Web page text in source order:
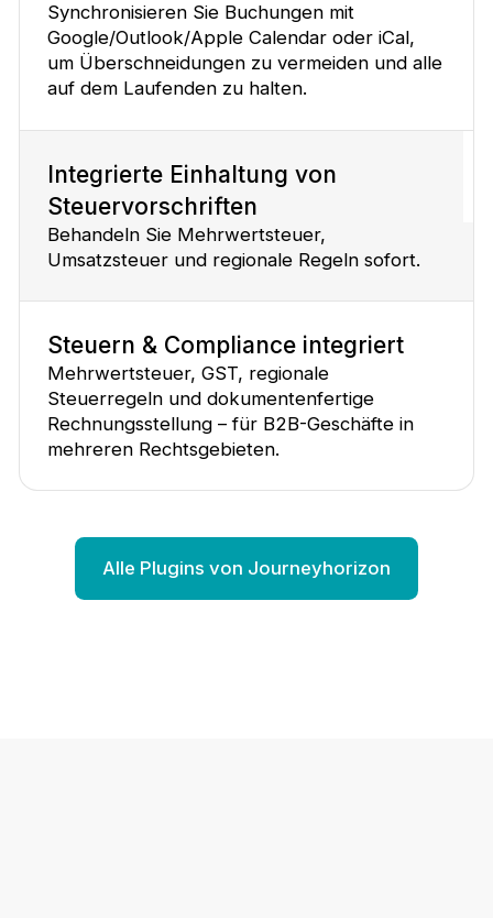
Synchronisieren Sie Buchungen mit
Google/Outlook/Apple Calendar oder iCal,
um Überschneidungen zu vermeiden und alle
auf dem Laufenden zu halten.
Integrierte Einhaltung von
Steuervorschriften
Behandeln Sie Mehrwertsteuer,
Umsatzsteuer und regionale Regeln sofort.
Steuern & Compliance integriert
Mehrwertsteuer, GST, regionale
Steuerregeln und dokumentenfertige
Rechnungsstellung – für B2B-Geschäfte in
mehreren Rechtsgebieten.
Alle Plugins von Journeyhorizon